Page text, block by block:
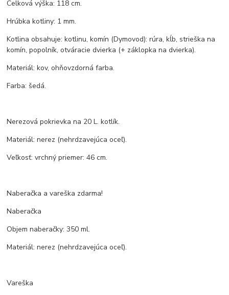
Celková výška: 118 cm.
Hrúbka kotliny: 1 mm.
Kotlina obsahuje: kotlinu, komín (Dymovod): rúra, kĺb, strieška na
komín, popolník, otváracie dvierka (+ záklopka na dvierka).
Materiál: kov, ohňovzdorná farba.
Farba: šedá.
Nerezová pokrievka na 20 L. kotlík.
Materiál: nerez (nehrdzavejúca oceľ).
Veľkosť: vrchný priemer: 46 cm.
Naberačka a vareška zdarma!
Naberačka
Objem naberačky: 350 ml.
Materiál: nerez (nehrdzavejúca oceľ).
Vareška